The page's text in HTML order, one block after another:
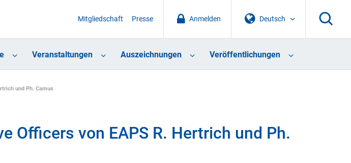
Deutsch
Anmelden
Mitgliedschaft Presse
Veranstaltungen Auszeichnungen Veröffentlichungen
und Ph. Camus
Officers von EAPS R. Hertrich und Ph.